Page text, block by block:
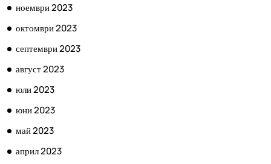
ноември 2023
октомври 2023
септември 2023
август 2023
юли 2023
юни 2023
май 2023
април 2023